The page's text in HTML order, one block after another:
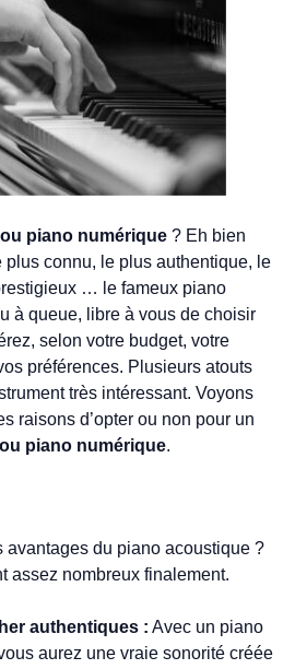
piano numérique ? Eh bien
plus connu, le plus authentique, le
… le fameux piano
à queue, libre à vous de choisir
selon votre budget, votre
préférences. Plusieurs atouts
très intéressant. Voyons
raisons d’opter ou non pour un
piano numérique.
avantages du piano acoustique ?
assez nombreux finalement.
authentiques : Avec un piano
aurez une vraie sonorité créée